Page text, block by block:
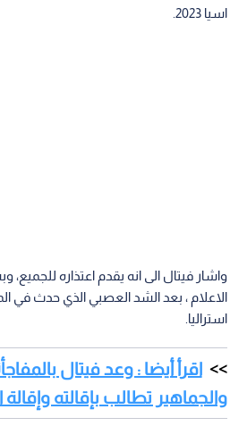
اسيا 2023.
واشار فيتال الى انه يقدم اعتذاره
الاعلام ، بعد الشد العصبي الذي حدث في
استراليا.
اقرأ أيضا : وعد فيتال
والجماهير تطالب بإقالته وإقالة